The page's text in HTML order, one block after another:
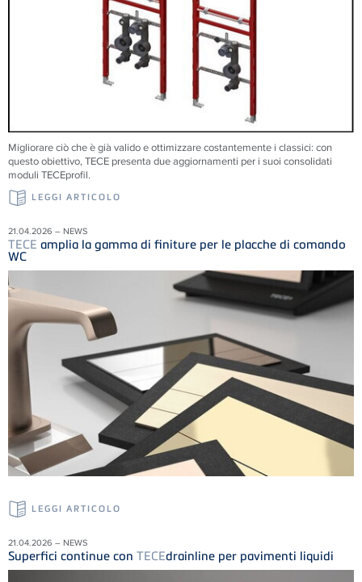
Migliorare ciò che è già valido e ottimizzare costantemente i classici: con
questo obiettivo, TECE presenta due aggiornamenti per i suoi consolidati
moduli TECEprofil.
LEGGI ARTICOLO
21.04.2026 – NEWS
TECE amplia la gamma di finiture per le placche di comando
WC
LEGGI ARTICOLO
21.04.2026 – NEWS
Superfici continue con TECEdrainline per pavimenti liquidi